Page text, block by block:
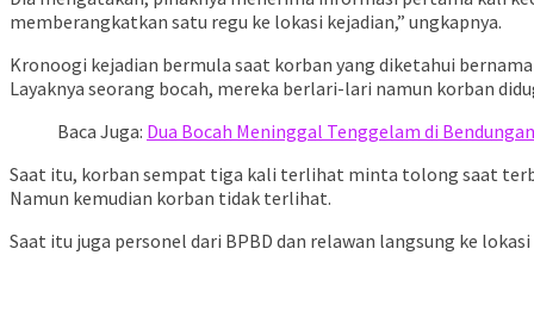
memberangkatkan satu regu ke lokasi kejadian,” ungkapnya.
Kronoogi kejadian bermula saat korban yang diketahui
Layaknya seorang bocah, mereka berlari-lari namun korban
Baca Juga: Dua Bocah Meninggal Tenggelam di
Saat itu, korban sempat tiga kali terlihat minta tolong saat
Namun kemudian korban tidak terlihat.
Saat itu juga personel dari BPBD dan relawan langsung ke